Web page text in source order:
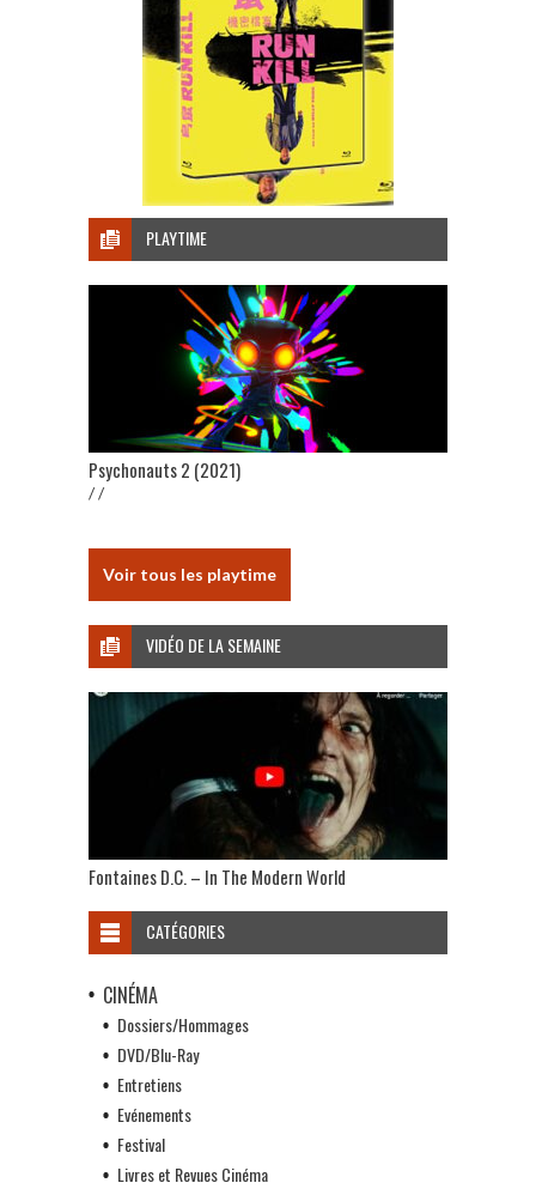
PLAYTIME
Psychonauts 2 (2021)
/ /
Voir tous les playtime
VIDÉO DE LA SEMAINE
Fontaines D.C. – In The Modern World
CATÉGORIES
CINÉMA
Dossiers/Hommages
DVD/Blu-Ray
Entretiens
Evénements
Festival
Livres et Revues Cinéma